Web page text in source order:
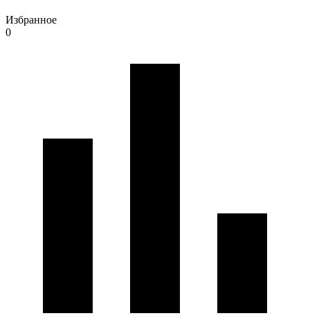
Избранное
0